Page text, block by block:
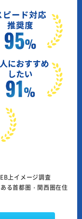
上イメージ調査
る首都圏・関西圏在住